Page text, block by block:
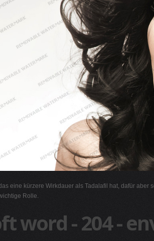
eine kürzere Wirkdauer als Tadalafil hat, dafür
Rolle.
word - 204 -